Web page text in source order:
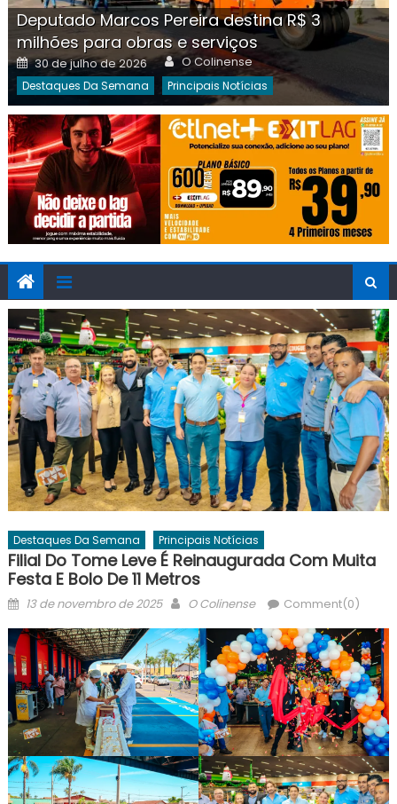
Deputado Marcos Pereira destina R$ 3
milhões para obras e serviços
Posted
on
30 de julho de 2026 Author
O Colinense
Destaques Da Semana Principais Notícias
Destaques Da Semana Principais Notícias
Filial Do Tome Leve É Reinaugurada Com Muita
Festa E Bolo De 11 Metros
Posted
13 de novembro de 2025 Author
O Colinense Comment(0)